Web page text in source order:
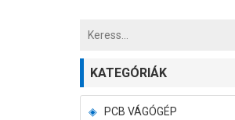
KATEGÓRIÁK
PCB VÁGÓGÉP